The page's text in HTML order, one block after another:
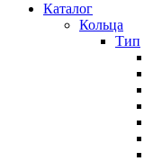
Каталог
Кольца
Тип